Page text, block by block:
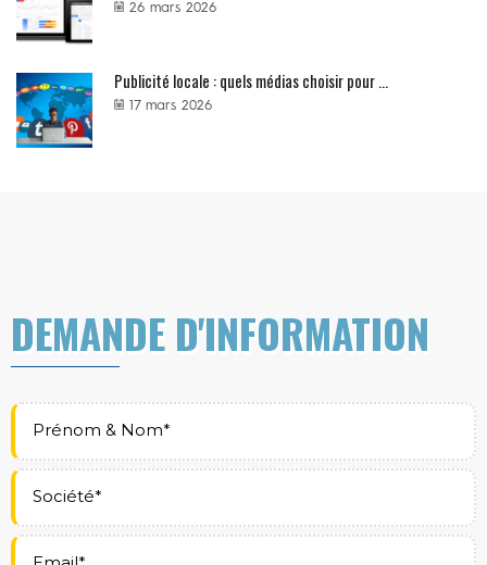
26 mars 2026
Publicité locale : quels médias choisir pour ...
17 mars 2026
DEMANDE D'INFORMATION